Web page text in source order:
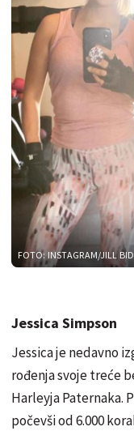
FOTO: INSTAGRAM/JILL
Jessica Simpson
Jessica je nedavno
rođenja svoje treće
Harleyja Paternaka.
počevši od 6.000